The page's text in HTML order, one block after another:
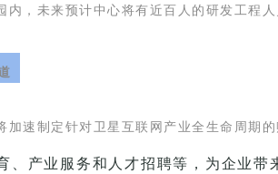
，未来预计中心将有近百人的研发工程人
速制定针对卫星互联网产业全生命周期的
产业服务和人才招聘等，为企业带